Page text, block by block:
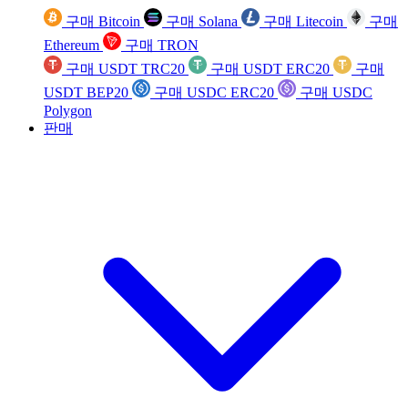
구매 Bitcoin 구매 Solana 구매 Litecoin
구매
Ethereum
구매 TRON
구매 USDT TRC20
구매 USDT ERC20
구매
USDT BEP20
구매 USDC ERC20
구매 USDC
Polygon
판매